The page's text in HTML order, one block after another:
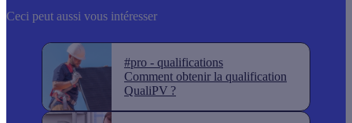
Ceci peut aussi vous intéresser
#pro - qualifications
Comment obtenir la qualification
QualiPV ?